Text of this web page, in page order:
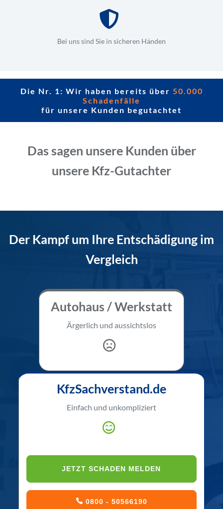
Bei uns sind Sie in sicheren Händen
Die Nr. 1: Wir haben bereits über 50.000
Schadenfälle
für unsere Kunden begutachtet
Das sagen unsere Kunden über
unsere Kfz-Gutachter
Der Kampf um Ihre Entschädigung im
Vergleich
Autohaus / Werkstatt
Ärgerlich und aussichtslos
KfzSachverstand.de
Einfach und unkompliziert
JETZT SCHADEN MELDEN
0800 - 50566190